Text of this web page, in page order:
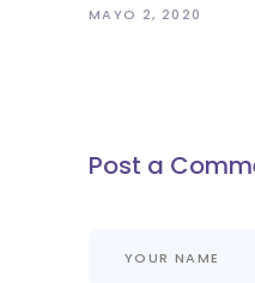
MAYO 2, 2020
Post a